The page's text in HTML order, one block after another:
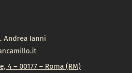
Andrea Ianni
4 – 00177 – Roma (RM)